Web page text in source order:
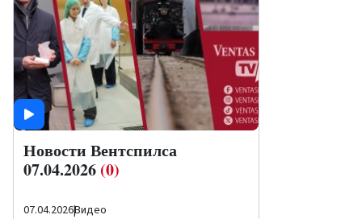
Новости Вентспилса
07.04.2026 (0)
07.04.2026|Видео